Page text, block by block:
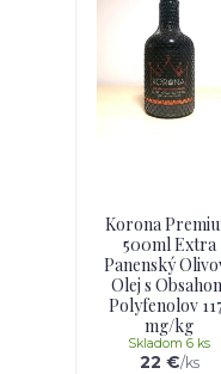
Korona
500ml Extra
Panenský
Olej s
Polyfenolov
mg/kg
22 €/ks
Skladom 6 ks